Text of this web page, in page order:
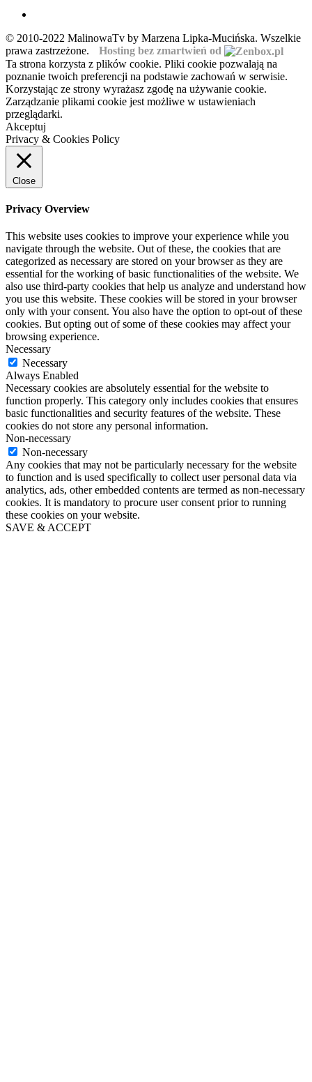
© 2010-2022 MalinowaTv by Marzena Lipka-Mucińska. Wszelkie
prawa zastrzeżone.
Hosting bez zmartwień od
Ta strona korzysta z plików cookie. Pliki cookie pozwalają na
poznanie twoich preferencji na podstawie zachowań w serwisie.
Korzystając ze strony wyrażasz zgodę na używanie cookie.
Zarządzanie plikami cookie jest możliwe w ustawieniach
przeglądarki.
Akceptuj
Privacy & Cookies Policy
Close
Privacy Overview
This website uses cookies to improve your experience while you
navigate through the website. Out of these, the cookies that are
categorized as necessary are stored on your browser as they are
essential for the working of basic functionalities of the website. We
also use third-party cookies that help us analyze and understand how
you use this website. These cookies will be stored in your browser
only with your consent. You also have the option to opt-out of these
cookies. But opting out of some of these cookies may affect your
browsing experience.
Necessary
Necessary
Always Enabled
Necessary cookies are absolutely essential for the website to
function properly. This category only includes cookies that ensures
basic functionalities and security features of the website. These
cookies do not store any personal information.
Non-necessary
Non-necessary
Any cookies that may not be particularly necessary for the website
to function and is used specifically to collect user personal data via
analytics, ads, other embedded contents are termed as non-necessary
cookies. It is mandatory to procure user consent prior to running
these cookies on your website.
SAVE & ACCEPT